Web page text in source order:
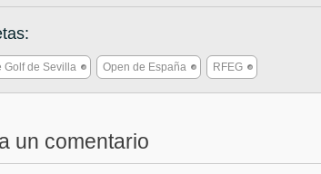
Golf de Sevilla Open de España RFEG
un comentario